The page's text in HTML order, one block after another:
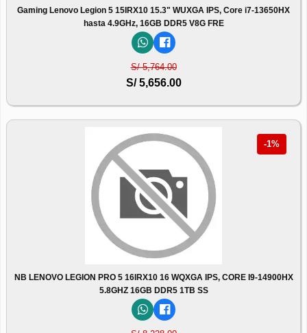
Gaming Lenovo Legion 5 15IRX10 15.3" WUXGA IPS, Core i7-13650HX
hasta 4.9GHz, 16GB DDR5 V8G FRE
S/ 5,764.00
S/ 5,656.00
-1%
NB LENOVO LEGION PRO 5 16IRX10 16 WQXGA IPS, CORE I9-14900HX
5.8GHZ 16GB DDR5 1TB SS